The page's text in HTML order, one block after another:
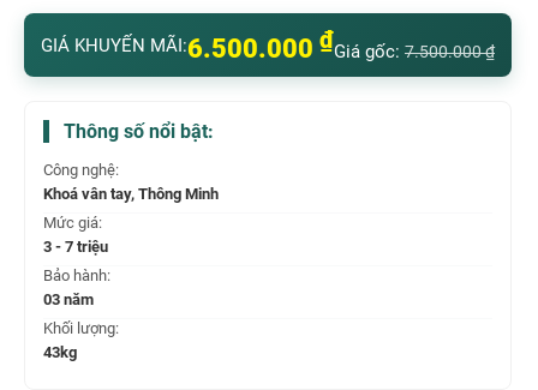
GIÁ KHUYẾN MÃI:6.500.000 ₫Giá gốc: 7.500.000₫
Thông số nổi bật:
Công nghệ:
Khoá vân tay, Thông Minh
Mức giá:
3 - 7 triệu
Bảo hành:
03 năm
Khối lượng:
43kg